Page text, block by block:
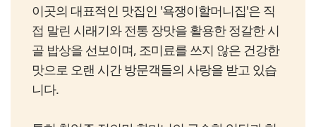
이곳의 대표적인 맛집인 '욕쟁이할머니집'은 직
접 말린 시래기와 전통 장맛을 활용한 정갈한 시
골 밥상을 선보이며, 조미료를 쓰지 않은 건강한
맛으로 오랜 시간 방문객들의 사랑을 받고 있습
니다.